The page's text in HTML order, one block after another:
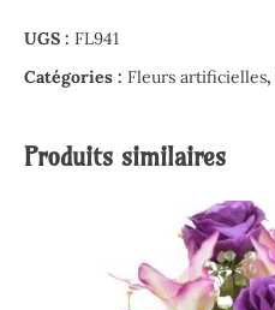
UGS : FL941
Catégories : Fleurs artificielles,
Produits similaires